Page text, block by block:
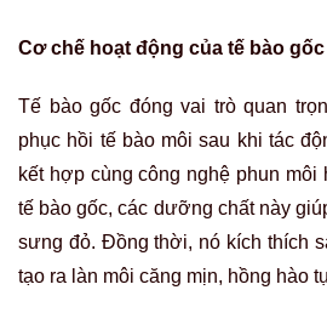
Cơ chế hoạt động của tế bào
Tế bào gốc đóng vai trò quan
phục hồi tế bào môi sau khi tác
kết hợp cùng công nghệ phun môi
tế bào gốc, các dưỡng chất này
sưng đỏ. Đồng thời, nó kích thích
tạo ra làn môi căng mịn, hồng hào